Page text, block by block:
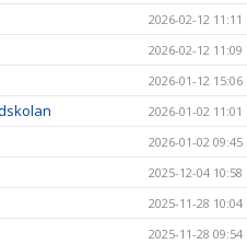
2026-02-12 11:11
2026-02-12 11:09
2026-01-12 15:06
2026-01-02 11:01
2026-01-02 09:45
2025-12-04 10:58
2025-11-28 10:04
2025-11-28 09:54